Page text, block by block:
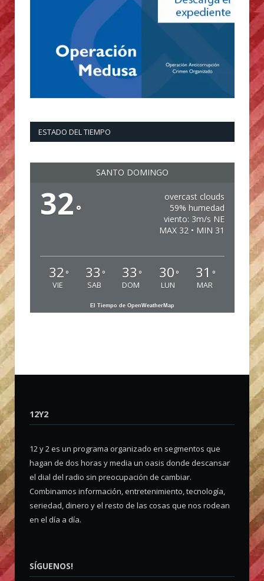
ESTADO DEL TIEMPO
SANTO DOMINGO
32 °
overcast clouds
59% humedad
viento: 3m/s NE
MAX 32 • MIN 31
32 °
VIE
33 °
SAB
33 °
DOM
30 °
LUN
31 °
MAR
El Tiempo de OpenWeatherMap
12Y2
12 y 2 es un programa organizado en segmentos que
hagan de dos horas y media un oasis donde descansar
el dial del radio sin preocupación de cambiar.
Combinamos información, entretenimiento, tecnología,
seriedad, dinero y el resto de las cosas que nos rodean
en el día a día.
SÍGUENOS!